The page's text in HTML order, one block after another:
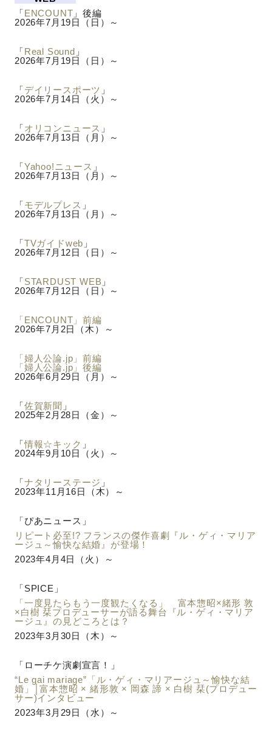
「ENCOUNT 」後編
2026年7月19日（日）～
「Real Sound 」
2026年7月19日（日）～
「デイリースポーツ 」
2026年7月14日（火）～
「オリコンニュース 」
2026年7月13日（月）～
「Yahoo!ニュース 」
2026年7月13日（月）～
「モデルプレス 」
2026年7月13日（月）～
「TVガイドweb 」
2026年7月12日（日）～
「STARDUST WEB 」
2026年7月12日（日）～
「ENCOUNT」前編
2026年7月2日（木）～
「婦人公論.jp」前編
「婦人公論.jp」後編
2026年6月29日（月）～
「佐賀新聞 」
2025年2月28日（金）～
「情報☆キック 」
2024年9月10日（火）～
「ナタリーステージ 」
2023年11月16日（木）～
「ぴあニュース」
リピート必至!? フランスの傑作喜劇『ル・ゲィ・マリア
ージュ～愉快な結婚』が登場！
2023年4月4日（火）～
「SPICE」
「一度見たらもう一度観たくなる」 富本惣昭×緒形 敦
×白樹 栞プロデューサーが語る舞台『ル・ゲィ・マリア
ージュ』の見どころとは？
2023年3月30日（木）～
「ローチケ演劇宣言！」
“Le gai mariage”「ル・ゲィ・マリアージュ～愉快な結
婚」│富本惣昭 × 緒形敦 × 岡森 諦 × 白樹 栞(プロデュー
サー)インタビュー
2023年3月29日（水）～